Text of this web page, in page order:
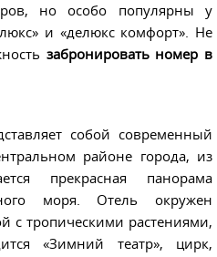
но особо популярны у
и «делюкс комфорт». Не
забронировать номер в
собой современный
районе города, из
прекрасная панорама
моря. Отель окружен
с тропическими растениями,
«Зимний театр», цирк,